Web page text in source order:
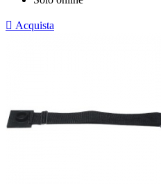
 Acquista